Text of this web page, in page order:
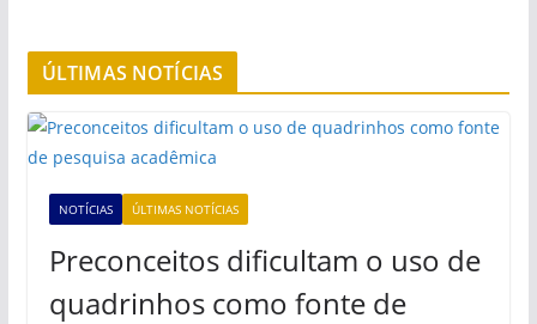
ÚLTIMAS NOTÍCIAS
NOTÍCIAS ÚLTIMAS NOTÍCIAS
Preconceitos dificultam o uso de
quadrinhos como fonte de